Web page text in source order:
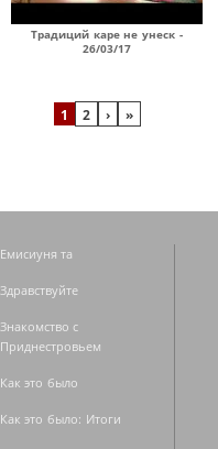
Традиций каре не унеск -
26/03/17
1 2 › »
Емисиуня та
Здравствуйте
Знакомство с
Приднестровьем
Как это было
Как это было: Итоги